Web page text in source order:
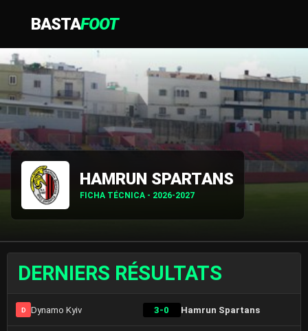
BASTAFOOT
HAMRUN SPARTANS
FICHA TÉCNICA - 2026-2027
DERNIERS RÉSULTATS
D Dynamo Kyiv 3-0 Hamrun Spartans